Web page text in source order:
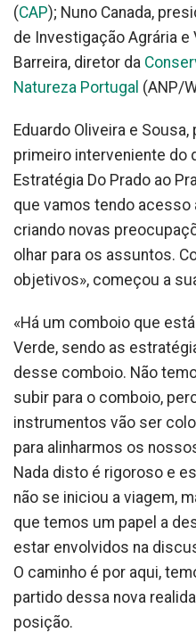
(CAP); Nuno Canada,
de Investigação Agrária e
Barreira, diretor da
Natureza Portugal (ANP/
Eduardo Oliveira e
primeiro interveniente do
Estratégia Do Prado ao
que vamos tendo acesso
criando novas
olhar para os assuntos.
objetivos», começou a
«Há um comboio que
Verde, sendo as
desse comboio. Não
subir para o comboio,
instrumentos vão ser
para alinharmos os
Nada disto é rigoroso e
não se iniciou a viagem,
que temos um papel a
estar envolvidos na
O caminho é por aqui,
partido dessa nova
posição.